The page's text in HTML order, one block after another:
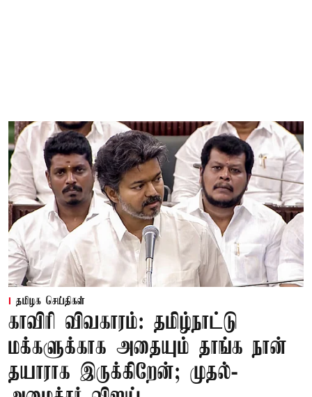
தமிழக செய்திகள்
காவிரி விவகாரம்: தமிழ்நாட்டு
மக்களுக்காக அதையும் தாங்க நான்
தயாராக இருக்கிறேன்; முதல்-